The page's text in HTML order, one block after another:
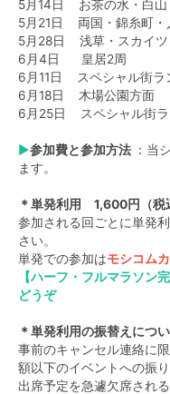
5月14日 お茶の水・白山
5月21日 両国・錦糸町・
5月28日 浅草・スカイツ
6月4日 皇居2周
6月11日 スペシャル街ラ
6月18日 木場公園方面
6月25日 スペシャル街ラ
▶参加費と参加方法 ：当
ます。
＊単発利用 1,600円（税
参加される回ごとに単発
さい。
単発での参加はモシコム
【ハーフ・フルマラソン
どうぞ
＊単発利用の振替えにつ
事前のキャンセル連絡に
額以下のイベントへの振
出席予定を急遽欠席され